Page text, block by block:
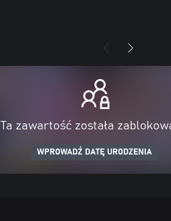
Ta zawartość została
WPROWADŹ DATĘ URODZENIA